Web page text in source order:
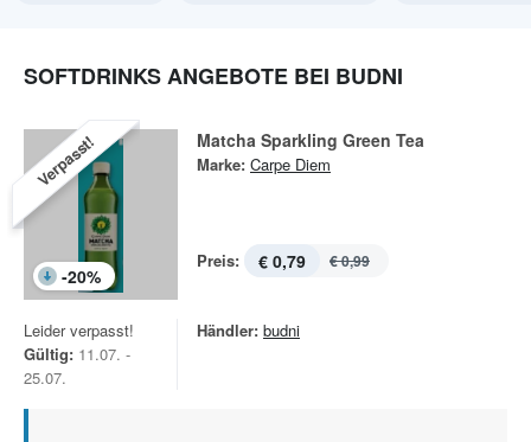
SOFTDRINKS ANGEBOTE BEI BUDNI
Verpasst!
-20%
Matcha Sparkling Green Tea
Marke: Carpe Diem
Preis: € 0,79 € 0,99
Leider verpasst!
Gültig: 11.07. -
25.07.
Händler: budni